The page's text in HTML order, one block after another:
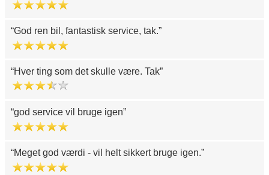
God ren bil, fantastisk service, tak.
Hver ting som det skulle være. Tak
god service vil bruge igen
Meget god værdi - vil helt sikkert bruge igen.